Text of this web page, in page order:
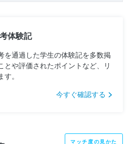
体験記
を通過した学生の体験記を多数掲
とや評価されたポイントなど、リ
。
今すぐ確認する
マッチ度の見かた